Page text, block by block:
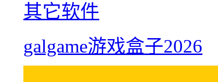
其它软件
galgame游戏盒子2026